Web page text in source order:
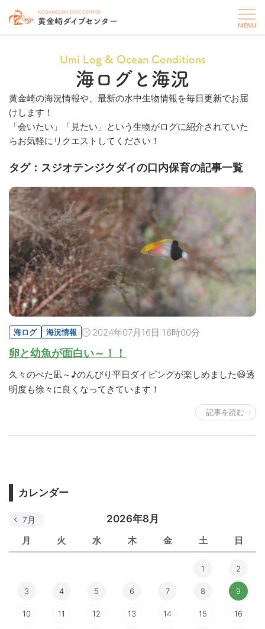
Umi Log & Ocean Conditions
海ログと海況
黄金崎の海況情報や、最新の水中生物情報を毎日更新でお届
けします！
「会いたい」「見たい」という生物がログに紹介されていた
らお気軽にリクエストしてください！
タグ：スジオテンジクダイの口内保育の記事一覧
海ログ 海況情報 2024年07月16日 16時00分
卵と幼魚が面白い～！！
久々のべた凪～♪のんびり平日ダイビングが楽しめました😆透
明度も徐々に良くなってきています！
記事を読む
カレンダー
2026年8月
月 火 水 木 金 土 日
7月
1 2
3 4 5 6 7 8 9
10 11 12 13 14 15 16